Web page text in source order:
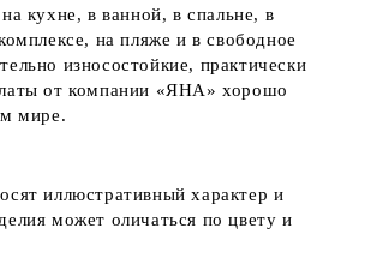
кухне, в ванной, в спальне, в
на пляже и в свободное
износостойкие, практически
от компании «ЯНА» хорошо
мире.
иллюстративный характер и
может оличаться по цвету и